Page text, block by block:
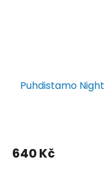
Puhdistamo
640 Kč